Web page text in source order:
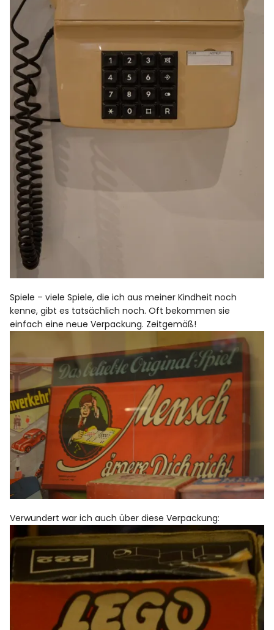
Spiele – viele Spiele, die ich aus meiner Kindheit noch
kenne, gibt es tatsächlich noch. Oft bekommen sie
einfach eine neue Verpackung. Zeitgemäß!
Verwundert war ich auch über diese Verpackung: